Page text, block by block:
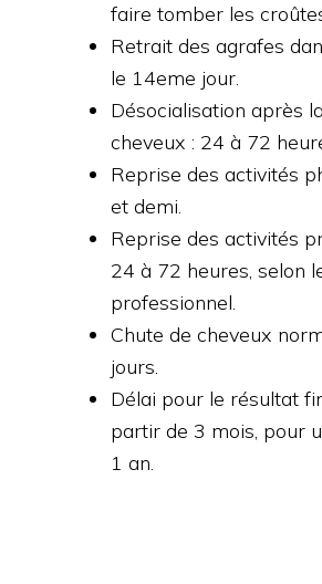
faire tomber les
Retrait des agrafes
le 14eme jour.
Désocialisation après
cheveux : 24 à 72
Reprise des activités
et demi.
Reprise des activités
24 à 72 heures, selon
professionnel.
Chute de cheveux
jours.
Délai pour le résultat
partir de 3 mois, pour
1 an.